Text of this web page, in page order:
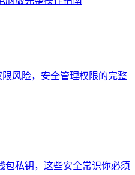
风险，安全管理权限的完整
包私钥，这些安全常识你必须